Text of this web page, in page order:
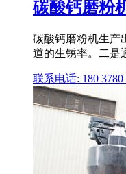
碳酸钙磨粉
碳酸钙磨粉机生产
道的生锈率。二是
联系电话: 180 3780